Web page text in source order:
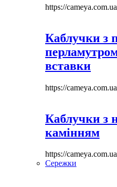
https://
Каблучки з
вставки
https://
Каблучки з
камінням
https://
Сережки